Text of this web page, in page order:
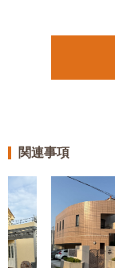
関連事項